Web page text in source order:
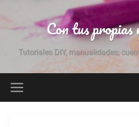
Con tus propias
Tutoriales DIY, manualidades,